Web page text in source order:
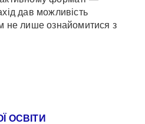
дав можливість
не лише ознайомитися з
ОСВІТИ